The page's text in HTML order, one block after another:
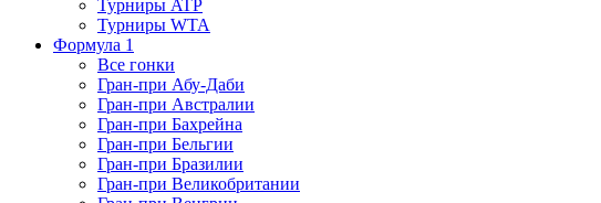
Турниры ATP
Турниры WTA
Формула 1
Все гонки
Гран-при Абу-Даби
Гран-при Австралии
Гран-при Бахрейна
Гран-при Бельгии
Гран-при Бразилии
Гран-при Великобритании